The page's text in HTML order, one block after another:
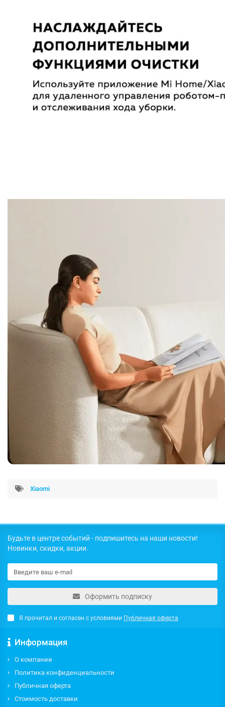
Xiaomi
Будьте в центре событий - подпишитесь на наши новости!
Новинки, скидки, акции.
Оформить подписку
Я прочитал и согласен с условиями Публичная оферта
Информация
О компании
Политика конфиденциальности
Публичная оферта
Стоимость доставки